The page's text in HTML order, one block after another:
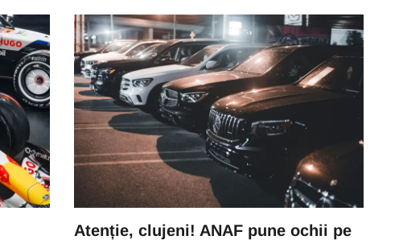
Atenție, clujeni! ANAF pune ochii pe